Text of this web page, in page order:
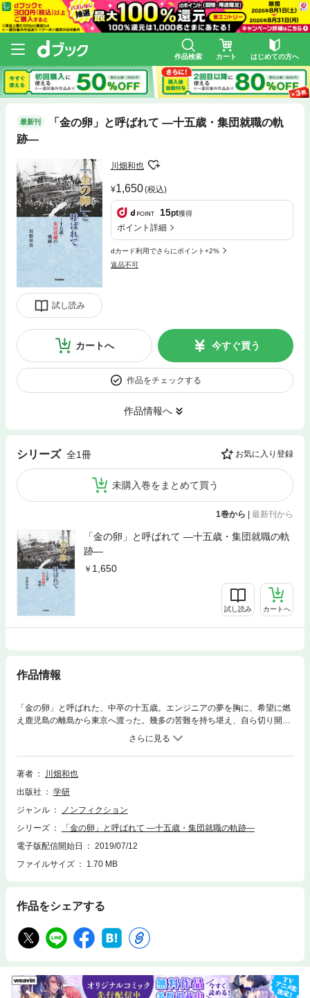
作品検索 カート はじめての方へ
最新刊
「金の卵」と呼ばれて ―十五歳・集団就職の軌
跡―
試し読み
川畑和也
1,650(税込)
15pt獲得
ポイント詳細
dカード利用でさらにポイント+2%
返品不可
カートへ 今すぐ買う
作品をチェックする
作品情報へ
シリーズ 全1冊 お気に入り登録
未購入巻をまとめて買う
1巻から | 最新刊から
「金の卵」と呼ばれて ―十五歳・集団就職の軌
跡―
1,650
試し読み カートへ
作品情報
「金の卵」と呼ばれた、中卒の十五歳。エンジニアの夢を胸に、希望に燃
え鹿児島の離島から東京へ渡った。幾多の苦難を持ち堪え、自ら切り開い
た教職の道。「集団就職」波乱万丈の実相と軌跡を克明に綴り、広く社会
著者
川畑和也
出版社
学研
ジャンル
ノンフィクション
シリーズ
「金の卵」と呼ばれて ―十五歳・集団就職の軌跡―
電子版配信開始日
2019/07/12
ファイルサイズ
1.70 MB
作品をシェアする